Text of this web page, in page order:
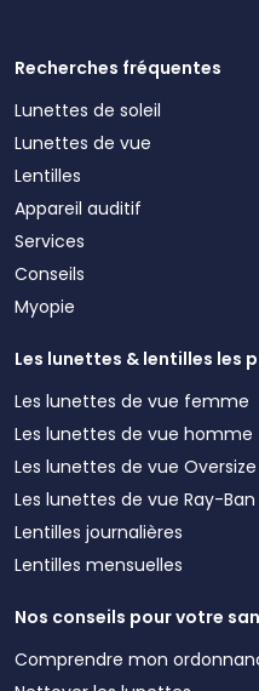
Recherches fréquentes
Lunettes de soleil
Lunettes de vue
Lentilles
Appareil auditif
Services
Conseils
Myopie
Les lunettes & lentilles les
Les lunettes de vue femme
Les lunettes de vue homme
Les lunettes de vue Oversize
Les lunettes de vue Ray-Ban
Lentilles journalières
Lentilles mensuelles
Nos conseils pour votre
Comprendre mon